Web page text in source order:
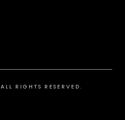
ALL RIGHTS RESERVED.